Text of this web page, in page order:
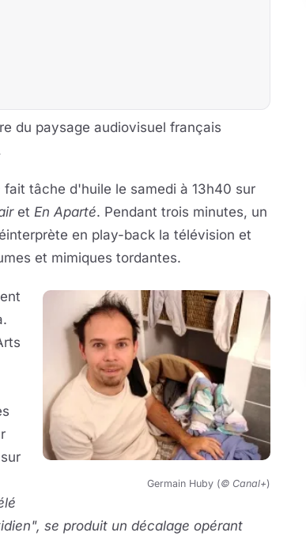
du paysage audiovisuel français
fait tâche d'huile le samedi à 13h40 sur
et En Aparté. Pendant trois minutes, un
en play-back la télévision et
et mimiques tordantes.
Germain Huby (© Canal+)
se produit un décalage opérant